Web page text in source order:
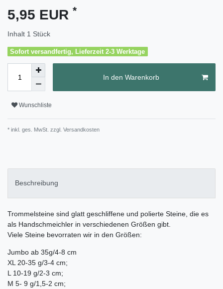
5,95 EUR *
Inhalt 1 Stück
Sofort versandfertig, Lieferzeit 2-3 Werktage
In den Warenkorb
Wunschliste
* inkl. ges. MwSt. zzgl. Versandkosten
Beschreibung
Trommelsteine sind glatt geschliffene und polierte Steine, die es
als Handschmeichler in verschiedenen Größen gibt.
Viele Steine bevorraten wir in den Größen:
Jumbo ab 35g/4-8 cm
XL 20-35 g/3-4 cm;
L 10-19 g/2-3 cm;
M 5- 9 g/1,5-2 cm;